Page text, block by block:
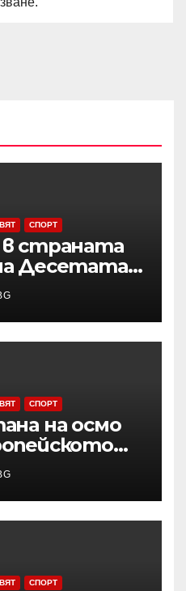
СПОРТ
страната
Десетата
СПОРТ
на осмо
баскетбол
години в
СПОРТ